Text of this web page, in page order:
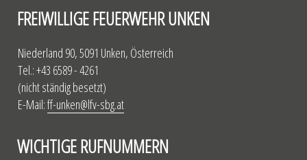
FREIWILLIGE FEUERWEHR UNKEN
Niederland 90, 5091 Unken, Österreich
Tel.: +43 6589 - 4261
(nicht ständig besetzt)
E-Mail:ff-unken@lfv-sbg.at
WICHTIGE RUFNUMMERN